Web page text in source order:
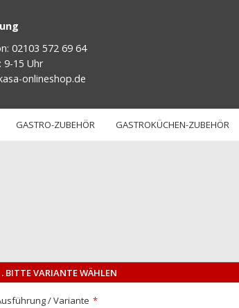
02103 572 69 64
9-15 Uhr
onlineshop.de
GASTRO-ZUBEHÖR GASTROKÜCHEN-ZUBEHÖR
BITTE VARIANTE WÄHLEN
/ Variante